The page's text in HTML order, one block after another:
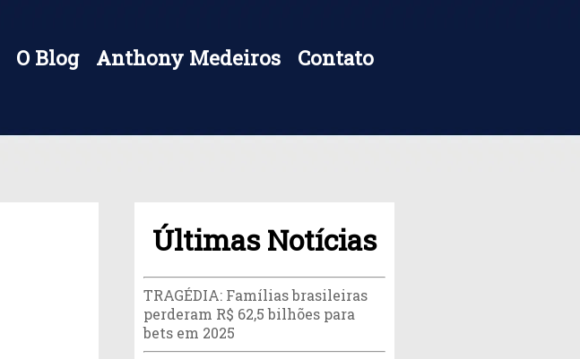
O Blog Anthony Medeiros Contato
Últimas Notícias
TRAGÉDIA: Famílias brasileiras
perderam R$ 62,5 bilhões para
bets em 2025